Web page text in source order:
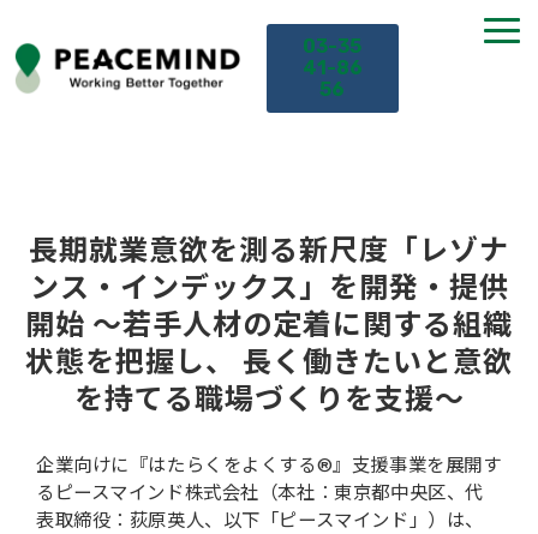
03-35
41-86
56
サービス
課題から探す
セミナー
導入事例
長期就業意欲を測る新尺度「レゾナ
ンス・インデックス」を開発・提供
開始 ～若手人材の定着に関する組織
状態を把握し、 長く働きたいと意欲
を持てる職場づくりを支援～
企業向けに『はたらくをよくする®』支援事業を展開す
るピースマインド株式会社（本社：東京都中央区、代
表取締役：荻原英人、以下「ピースマインド」）は、